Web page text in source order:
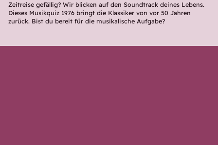
Zeitreise gefällig? Wir blicken auf den Soundtrack deines Lebens.
Dieses Musikquiz 1976 bringt die Klassiker von vor 50 Jahren
zurück. Bist du bereit für die musikalische Aufgabe?